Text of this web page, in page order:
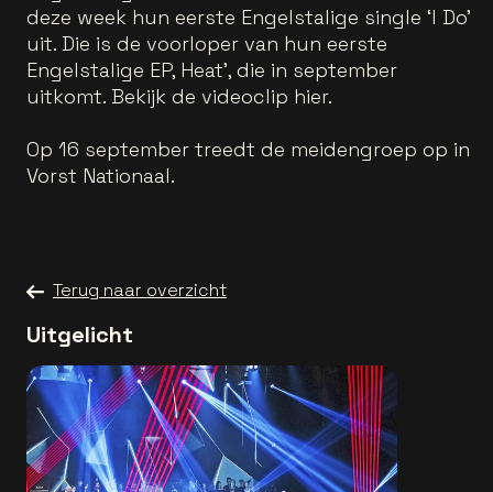
deze week hun eerste Engelstalige single ‘I Do’
uit. Die is de voorloper van hun eerste
Engelstalige EP, Heat’, die in september
uitkomt. Bekijk de videoclip hier.
Op 16 september treedt de meidengroep op in
Vorst Nationaal.
Terug naar overzicht
Uitgelicht